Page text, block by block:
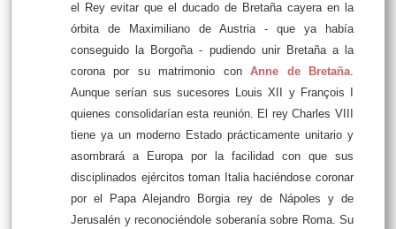
el Rey evitar que el ducado de Bretaña cayera en la
órbita de Maximiliano de Austria - que ya había
conseguido la Borgoña - pudiendo unir Bretaña a la
corona por su matrimonio conAnne de Bretaña.
Aunque serían sus sucesores Louis XII y François I
quienes consolidarían esta reunión. El rey Charles VIII
tiene ya un moderno Estado prácticamente unitario y
asombrará a Europa por la facilidad con que sus
disciplinados ejércitos toman Italia haciéndose coronar
por el Papa Alejandro Borgia rey de Nápoles y de
Jerusalén y reconociéndole soberanía sobre Roma. Su